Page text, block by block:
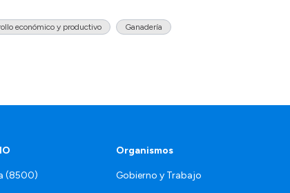
económico y productivo Ganadería
(8500)
Organismos
Gobierno y Trabajo